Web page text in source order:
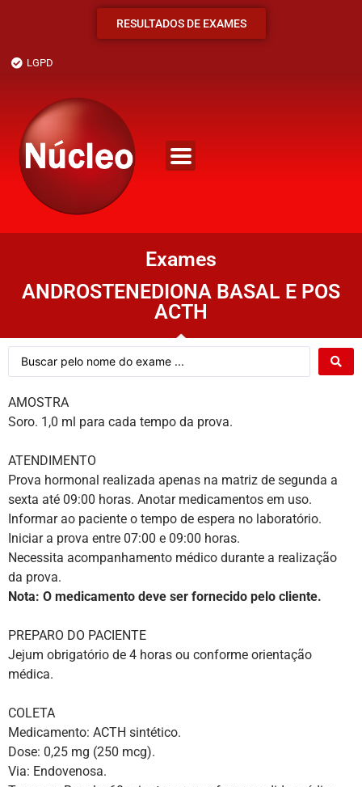
RESULTADOS DE EXAMES
LGPD
Exames
ANDROSTENEDIONA BASAL E POS
ACTH
AMOSTRA
Soro. 1,0 ml para cada tempo da prova.
ATENDIMENTO
Prova hormonal realizada apenas na matriz de segunda a
sexta até 09:00 horas. Anotar medicamentos em uso.
Informar ao paciente o tempo de espera no laboratório.
Iniciar a prova entre 07:00 e 09:00 horas.
Necessita acompanhamento médico durante a realização
da prova.
Nota: O medicamento deve ser fornecido pelo cliente.
PREPARO DO PACIENTE
Jejum obrigatório de 4 horas ou conforme orientação
médica.
COLETA
Medicamento: ACTH sintético.
Dose: 0,25 mg (250 mcg).
Via: Endovenosa.